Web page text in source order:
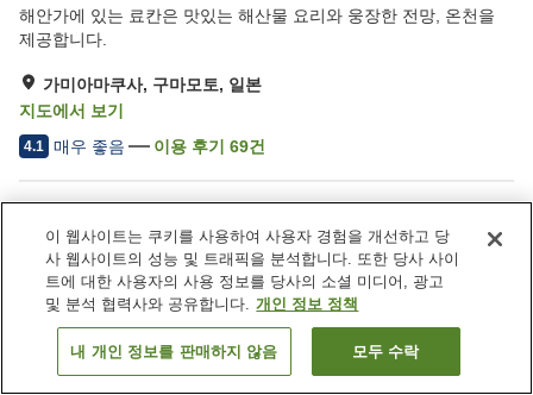
해안가에 있는 료칸은 맛있는 해산물 요리와 웅장한 전망, 온천을
제공합니다.
가미아마쿠사, 구마모토, 일본
지도에서 보기
4.1 매우 좋음 이용 후기 69건
주차장
사우나
스파 / 미용실
레스토랑
객실 보기
이 웹사이트는 쿠키를 사용하여 사용자 경험을 개선하고 당
사 웹사이트의 성능 및 트래픽을 분석합니다. 또한 당사 사이
트에 대한 사용자의 사용 정보를 당사의 소셜 미디어, 광고
및 분석 협력사와 공유합니다. 개인 정보 정책
내 개인 정보를 판매하지 않음 모두 수락